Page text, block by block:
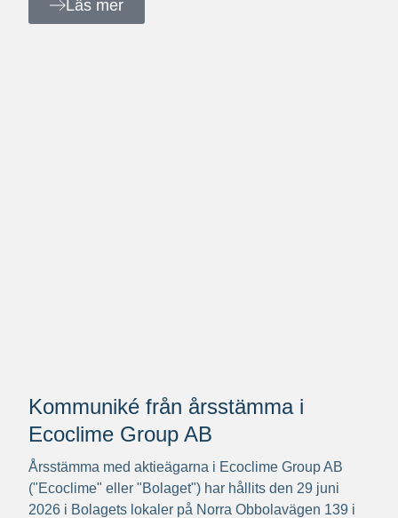
Läs mer
Kommuniké från årsstämma i
Ecoclime Group AB
Årsstämma med aktieägarna i Ecoclime Group AB
("Ecoclime" eller "Bolaget") har hållits den 29 juni
2026 i Bolagets lokaler på Norra Obbolavägen 139 i